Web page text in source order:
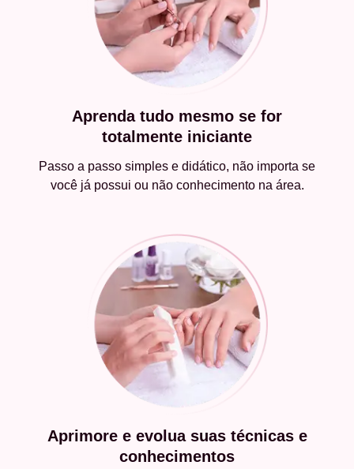
Aprenda tudo mesmo se for
totalmente iniciante
Passo a passo simples e didático, não importa se
você já possui ou não conhecimento na área.
Aprimore e evolua suas técnicas e
conhecimentos